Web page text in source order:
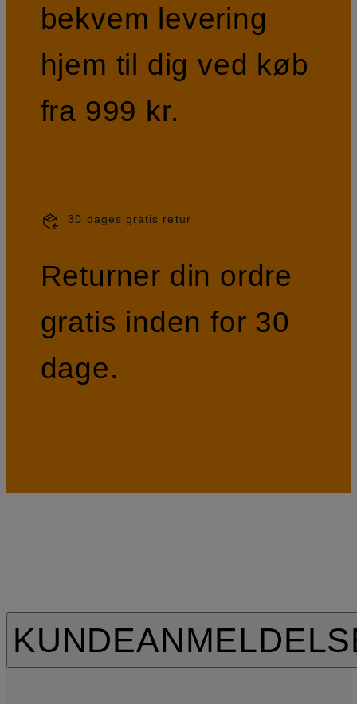
bekvem levering
hjem til dig ved køb
fra 999 kr.
30 dages gratis retur
Returner din ordre
gratis inden for 30
dage.